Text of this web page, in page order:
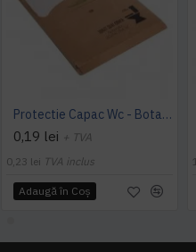
Protectie Capac Wc - Botanika Green, 100 buc/set
0,19 lei + TVA
0,23 lei TVA inclus
Adaugă în Coş